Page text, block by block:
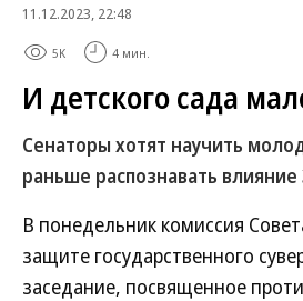
11.12.2023, 22:48
5K 4 мин.
И детского сада
Сенаторы хотят научить
раньше распознавать влияние
В понедельник комиссия
защите государственного
заседание, посвященное